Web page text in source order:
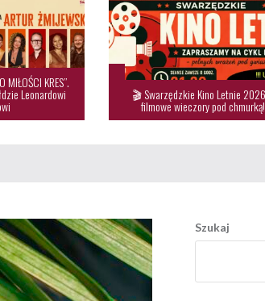
MIŁOŚCI KRES”.
Leonardowi 🎬 Swarzędzkie Kino Letnie
filmowe wieczory pod chmurką!
Szukaj